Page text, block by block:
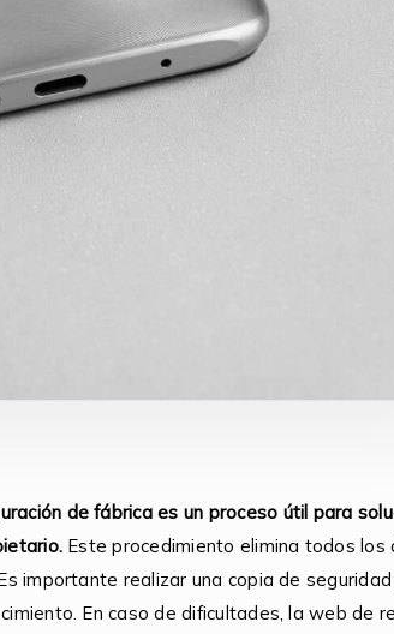
de fábrica es un proceso útil para
Este procedimiento elimina todos los
importante realizar una copia de
En caso de dificultades, la web de